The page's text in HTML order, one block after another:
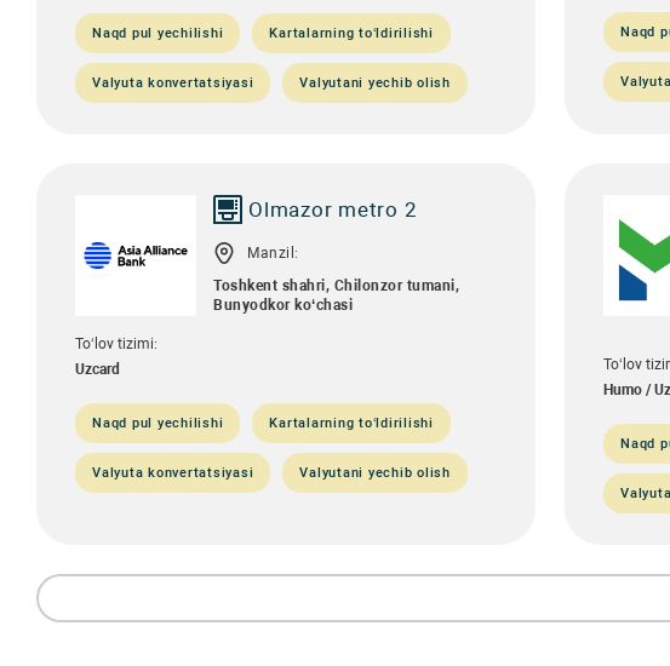
Naqd pul yechilishi Kartalarning to‘ldirilishi
Valyuta konvertatsiyasi Valyutani yechib olish
Naqd
Olmazor metro 2
Manzil:
Toshkent shahri, Chilonzor tumani,
Bunyodkor ko‘chasi
To‘lov tizimi:
Uzcard
Naqd pul yechilishi Kartalarning to‘ldirilishi
Valyuta konvertatsiyasi Valyutani yechib olish
To‘lov
Humo /
Naqd